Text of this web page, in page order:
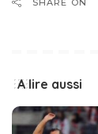
SHARE ON
A lire aussi